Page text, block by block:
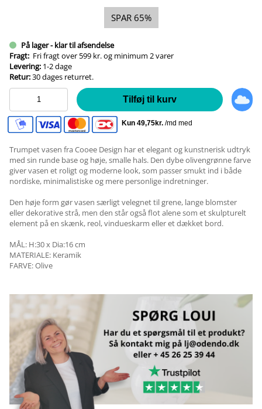
SPAR 65%
På lager - klar til afsendelse
Fragt: Fri fragt over 599 kr. og minimum 2 varer
Levering: 1-2 dage
Retur:30 dages returret.
Tilføj til kurv
Trumpet vasen fra Cooee Design har et elegant og kunstnerisk udtryk
med sin runde base og høje, smalle hals. Den dybe olivengrønne farve
giver vasen et roligt og moderne look, som passer smukt ind i både
nordiske, minimalistiske og mere personlige indretninger.
Den høje form gør vasen særligt velegnet til grene, lange blomster
eller dekorative strå, men den står også flot alene som et skulpturelt
element på en skænk, reol, vindueskarm eller et dækket bord.
MÅL: H:30 x Dia:16 cm
MATERIALE: Keramik
FARVE: Olive